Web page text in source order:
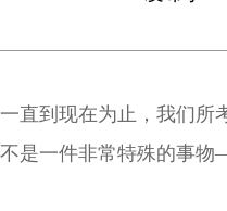
一直到现在为止，我们所
不是一件非常特殊的事物